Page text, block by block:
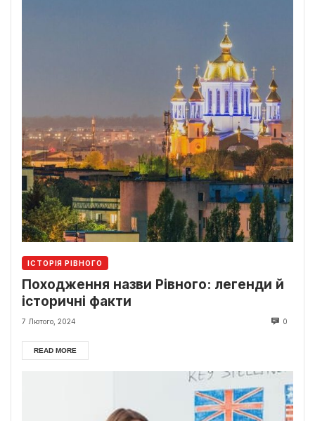
ІСТОРІЯ РІВНОГО
Походження назви Рівного: легенди й
історичні факти
7 Лютого, 2024 0
READ MORE